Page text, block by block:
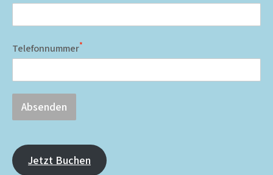
Telefonnummer*
Absenden
Jetzt Buchen